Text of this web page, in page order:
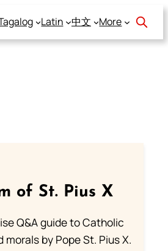
Latin 中文 More
of St. Pius X
Q&A guide to Catholic
by Pope St. Pius X.